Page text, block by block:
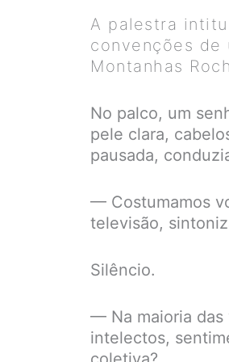
A palestra
convenções
Montanhas
No palco, um
pele clara,
pausada,
— Costumamos
televisão,
Silêncio.
— Na maioria
intelectos,